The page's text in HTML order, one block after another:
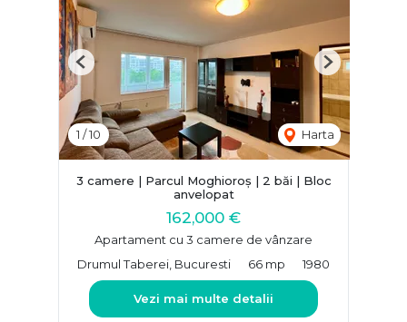
1 /10 Harta
Previous Next
3 camere | Parcul Moghioroș | 2 băi | Bloc
anvelopat
162,000 €
Apartament cu 3 camere de vânzare
Drumul Taberei, Bucuresti
66 mp 1980
Vezi mai multe detalii